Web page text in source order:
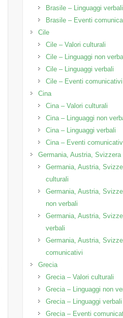
Brasile – Linguaggi verbali
Brasile – Eventi
Cile
Cile – Valori culturali
Cile – Linguaggi non
Cile – Linguaggi verbali
Cile – Eventi comunicativi
Cina
Cina – Valori culturali
Cina – Linguaggi non
Cina – Linguaggi verbali
Cina – Eventi
Germania, Austria, Svizzera
Germania, Austria,
culturali
Germania, Austria,
non verbali
Germania, Austria,
verbali
Germania, Austria,
comunicativi
Grecia
Grecia – Valori culturali
Grecia – Linguaggi non
Grecia – Linguaggi verbali
Grecia – Eventi